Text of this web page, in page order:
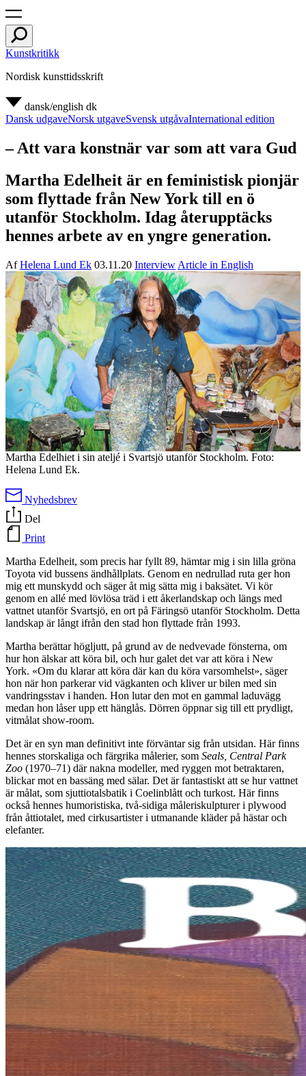
Kunstkritikk
Nordisk kunsttidsskrift
dansk/english dk
Dansk udgaveNorsk utgaveSvensk utgåvaInternational edition
– Att vara konstnär var som att vara Gud
Martha Edelheit är en feministisk pionjär
som flyttade från New York till en ö
utanför Stockholm. Idag återupptäcks
hennes arbete av en yngre generation.
AfHelena Lund Ek 03.11.20 Interview Article in English
Martha Edelhiet i sin ateljé i Svartsjö utanför Stockholm. Foto:
Helena Lund Ek.
Nyhedsbrev
Del
Print
Martha Edelheit, som precis har fyllt 89, hämtar mig i sin lilla gröna
Toyota vid bussens ändhållplats. Genom en nedrullad ruta ger hon
mig ett munskydd och säger åt mig sätta mig i baksätet. Vi kör
genom en allé med lövlösa träd i ett åkerlandskap och längs med
vattnet utanför Svartsjö, en ort på Färingsö utanför Stockholm. Detta
landskap är långt ifrån den stad hon flyttade från 1993.
Martha berättar högljutt, på grund av de nedvevade fönsterna, om
hur hon älskar att köra bil, och hur galet det var att köra i New
York. «Om du klarar att köra där kan du köra varsomhelst», säger
hon när hon parkerar vid vägkanten och kliver ur bilen med sin
vandringsstav i handen. Hon lutar den mot en gammal laduvägg
medan hon låser upp ett hänglås. Dörren öppnar sig till ett prydligt,
vitmålat show-room.
Det är en syn man definitivt inte förväntar sig från utsidan. Här finns
hennes storskaliga och färgrika målerier, som Seals, Central Park
Zoo (1970–71) där nakna modeller, med ryggen mot betraktaren,
blickar mot en bassäng med sälar. Det är fantastiskt att se hur vattnet
är målat, som sjuttiotalsbatik i Coelinblått och turkost. Här finns
också hennes humoristiska, två-sidiga måleriskulpturer i plywood
från åttiotalet, med cirkusartister i utmanande kläder på hästar och
elefanter.